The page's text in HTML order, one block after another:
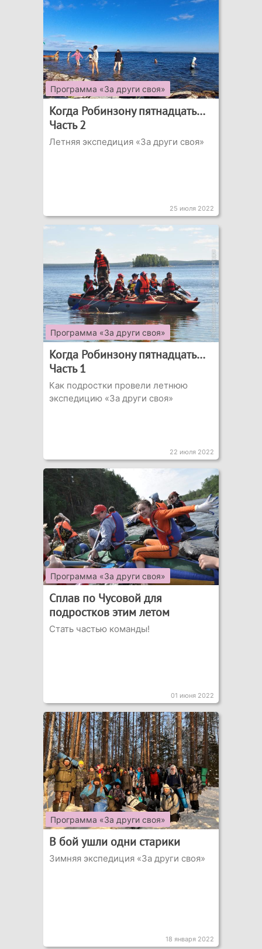
Программа «За други своя»
Когда Робинзону пятнадцать…
Часть 2
Летняя экспедиция «За други своя»
25 июля 2022
Программа «За други своя»
Когда Робинзону пятнадцать…
Часть 1
Как подростки провели летнюю
экспедицию «За други своя»
22 июля 2022
Программа «За други своя»
Сплав по Чусовой для
подростков этим летом
Стать частью команды!
01 июня 2022
Программа «За други своя»
В бой ушли одни старики
Зимняя экспедиция «За други своя»
18 января 2022